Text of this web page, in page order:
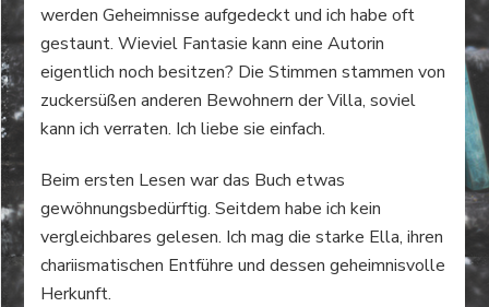
werden Geheimnisse aufgedeckt und ich habe oft
gestaunt. Wieviel Fantasie kann eine Autorin
eigentlich noch besitzen? Die Stimmen stammen von
zuckersüßen anderen Bewohnern der Villa, soviel
kann ich verraten. Ich liebe sie einfach.
Beim ersten Lesen war das Buch etwas
gewöhnungsbedürftig. Seitdem habe ich kein
vergleichbares gelesen. Ich mag die starke Ella, ihren
chariismatischen Entführe und dessen geheimnisvolle
Herkunft.